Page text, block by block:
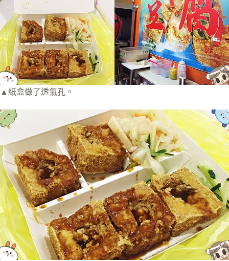
▲紙盒做了透氣孔。